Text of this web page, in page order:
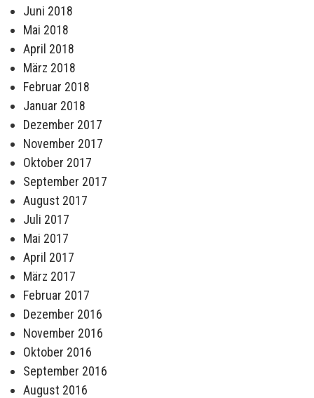
Juni 2018
Mai 2018
April 2018
März 2018
Februar 2018
Januar 2018
Dezember 2017
November 2017
Oktober 2017
September 2017
August 2017
Juli 2017
Mai 2017
April 2017
März 2017
Februar 2017
Dezember 2016
November 2016
Oktober 2016
September 2016
August 2016